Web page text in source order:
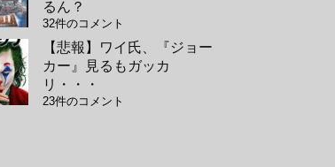
るん？
32件のコメント
【悲報】ワイ氏、『ジョー
カー』見るもガッカ
リ・・・
23件のコメント